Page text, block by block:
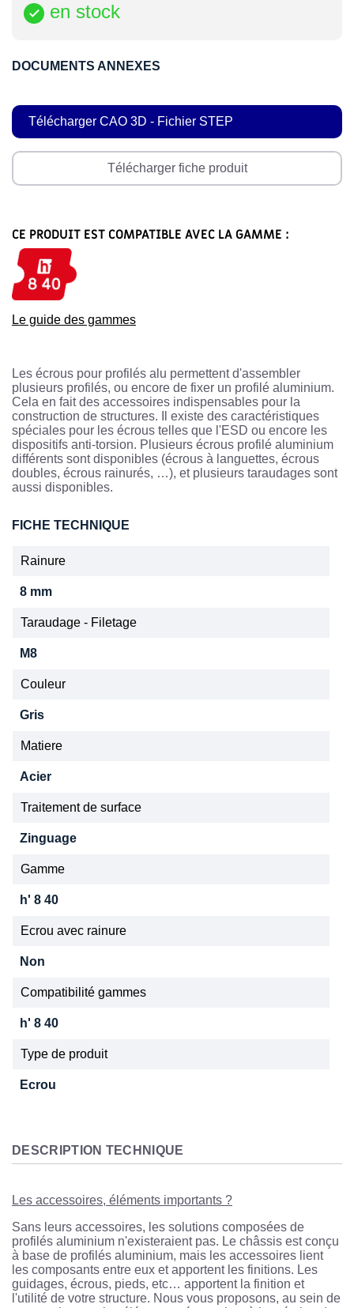
 en stock
DOCUMENTS ANNEXES
Télécharger CAO 3D - Fichier STEP
Télécharger fiche produit
CE PRODUIT EST COMPATIBLE AVEC LA GAMME :
Le guide des gammes
Les écrous pour profilés alu permettent d'assembler
plusieurs profilés, ou encore de fixer un profilé aluminium.
Cela en fait des accessoires indispensables pour la
construction de structures. Il existe des caractéristiques
spéciales pour les écrous telles que l'ESD ou encore les
dispositifs anti-torsion. Plusieurs écrous profilé aluminium
différents sont disponibles (écrous à languettes, écrous
doubles, écrous rainurés, …), et plusieurs taraudages sont
aussi disponibles.
FICHE TECHNIQUE
Rainure
8 mm
Taraudage - Filetage
M8
Couleur
Gris
Matiere
Acier
Traitement de surface
Zinguage
Gamme
h' 8 40
Ecrou avec rainure
Non
Compatibilité gammes
h' 8 40
Type de produit
Ecrou
DESCRIPTION TECHNIQUE
Les accessoires, éléments importants ?
Sans leurs accessoires, les solutions composées de
profilés aluminium n'existeraient pas. Le châssis est conçu
à base de profilés aluminium, mais les accessoires lient
les composants entre eux et apportent les finitions. Les
guidages, écrous, pieds, etc… apportent la finition et
l'utilité de votre structure. Nous vous proposons, au sein de